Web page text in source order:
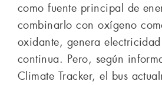
como fuente principal de
combinarlo con oxígeno
oxidante, genera
continua. Pero, según
Climate Tracker, el bus